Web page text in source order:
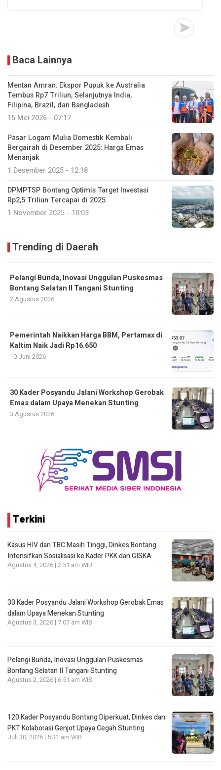
Baca Lainnya
Mentan Amran: Ekspor Pupuk ke Australia
Tembus Rp7 Triliun, Selanjutnya India,
Filipina, Brazil, dan Bangladesh
15 Mei 2026 - 07:17
Pasar Logam Mulia Domestik Kembali
Bergairah di Desember 2025: Harga Emas
Menanjak
1 Desember 2025 - 12:18
DPMPTSP Bontang Optimis Target Investasi
Rp2,5 Triliun Tercapai di 2025
1 November 2025 - 10:03
Trending di Daerah
Pelangi Bunda, Inovasi Unggulan Puskesmas
Bontang Selatan II Tangani Stunting
2 Agustus 2026
Pemerintah Naikkan Harga BBM, Pertamax di
Kaltim Naik Jadi Rp16.650
10 Juni 2026
30 Kader Posyandu Jalani Workshop Gerobak
Emas dalam Upaya Menekan Stunting
3 Agustus 2026
Terkini
Kasus HIV dan TBC Masih Tinggi, Dinkes Bontang
Intensifkan Sosialisasi ke Kader PKK dan GISKA
Agustus 4, 2026 | 2:51 am WIB
30 Kader Posyandu Jalani Workshop Gerobak Emas
dalam Upaya Menekan Stunting
Agustus 3, 2026 | 7:07 am WIB
Pelangi Bunda, Inovasi Unggulan Puskesmas
Bontang Selatan II Tangani Stunting
Agustus 2, 2026 | 6:51 am WIB
120 Kader Posyandu Bontang Diperkuat, Dinkes dan
PKT Kolaborasi Genjot Upaya Cegah Stunting
Juli 30, 2026 | 5:31 am WIB